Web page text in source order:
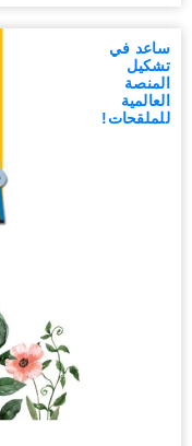
ساعد في
تشكيل
المنصة
العالمية
للملقحات!